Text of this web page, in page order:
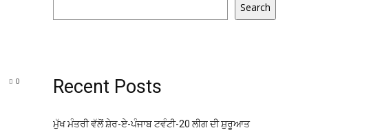
0
Search
Recent Posts
ਮੁੱਖ ਮੰਤਰੀ ਵੱਲੋਂ ਸ਼ੇਰ-ਏ-ਪੰਜਾਬ ਟਵੰਟੀ-20 ਲੀਗ ਦੀ ਸ਼ੁਰੂਆਤ